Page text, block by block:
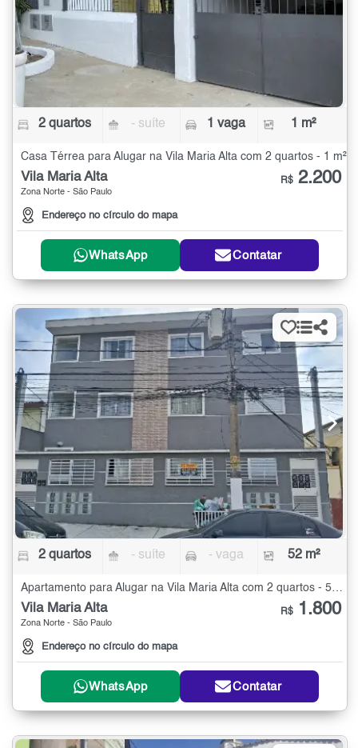
2 quartos - suíte 1 vaga 1 m²
Casa Térrea para Alugar na Vila Maria Alta com 2 quartos - 1 m²
Vila Maria Alta
Zona Norte - São Paulo
Endereço no círculo do mapa
R$ 2.200
WhatsApp Contatar
2 quartos - suíte - vaga 52 m²
Apartamento para Alugar na Vila Maria Alta com 2 quartos - 52 m²
Vila Maria Alta
Zona Norte - São Paulo
Endereço no círculo do mapa
R$ 1.800
WhatsApp Contatar